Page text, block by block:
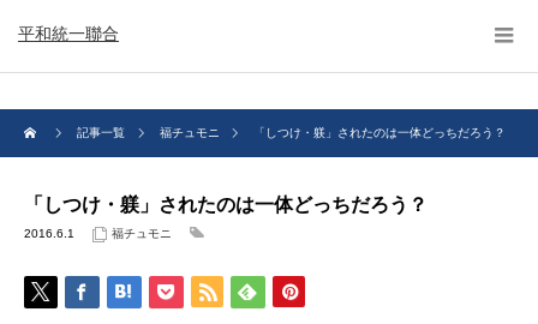
平和統一聯合
記事一覧 福チュモニ 「しつけ・躾」されたのは一体どっちだろう？
「しつけ・躾」されたのは一体どっちだろう？
2016.6.1 福チュモニ